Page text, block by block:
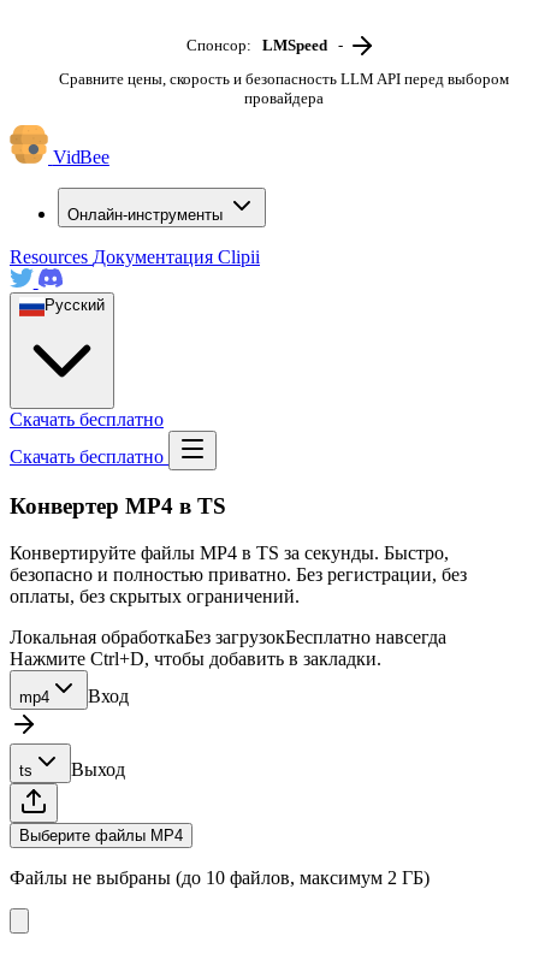
Спонсор: LMSpeed -
Сравните цены, скорость и безопасность LLM API перед выбором
провайдера
VidBee
Онлайн-инструменты
Resources Документация Clipii
Русский
Скачать бесплатно
Скачать бесплатно
Конвертер MP4 в TS
Конвертируйте файлы MP4 в TS за секунды. Быстро,
безопасно и полностью приватно. Без регистрации, без
оплаты, без скрытых ограничений.
Локальная обработкаБез загрузокБесплатно навсегда
Нажмите Ctrl+D, чтобы добавить в закладки.
mp4 Вход
ts Выход
Выберите файлы MP4
Файлы не выбраны (до 10 файлов, максимум 2 ГБ)